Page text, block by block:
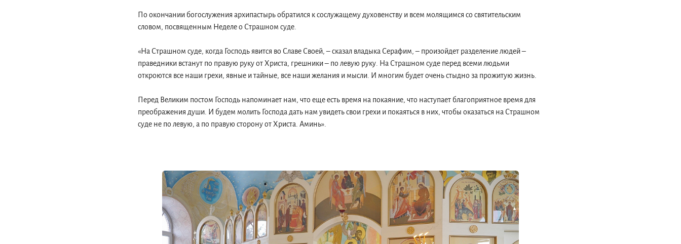
По окончании богослужения архипастырь обратился к сослужащему духовенству и всем молящимся со святительским
словом, посвященным Неделе о Страшном суде.
«На Страшном суде, когда Господь явится во Славе Своей, – сказал владыка Серафим, – произойдет разделение людей –
праведники встанут по правую руку от Христа, грешники – по левую руку. На Страшном суде перед всеми людьми
откроются все наши грехи, явные и тайные, все наши желания и мысли. И многим будет очень стыдно за прожитую жизнь.
Перед Великим постом Господь напоминает нам, что еще есть время на покаяние, что наступает благоприятное время для
преображения души. И будем молить Господа дать нам увидеть свои грехи и покаяться в них, чтобы оказаться на Страшном
суде не по левую, а по правую сторону от Христа. Аминь».